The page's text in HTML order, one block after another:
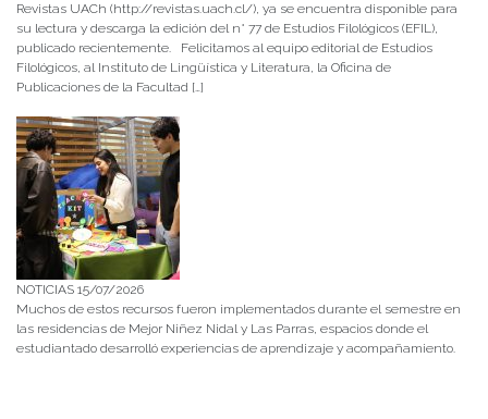
Revistas UACh (http://revistas.uach.cl/), ya se encuentra disponible para
su lectura y descarga la edición del n° 77 de Estudios Filológicos (EFIL),
publicado recientemente. Felicitamos al equipo editorial de Estudios
Filológicos, al Instituto de Lingüística y Literatura, la Oficina de
Publicaciones de la Facultad […]
NOTICIAS 15/07/2026
Muchos de estos recursos fueron implementados durante el semestre en
las residencias de Mejor Niñez Nidal y Las Parras, espacios donde el
estudiantado desarrolló experiencias de aprendizaje y acompañamiento.